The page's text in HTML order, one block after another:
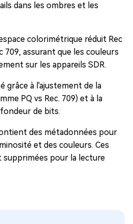
dans les ombres et les
colorimétrique réduit Rec
709, assurant que les couleurs
sur les appareils SDR.
grâce à l'ajustement de la
PQ vs Rec. 709) et à la
de bits.
des métadonnées pour
et des couleurs. Ces
pour la lecture